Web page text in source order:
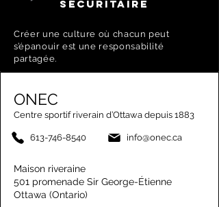
SÉCURITAIRE
Créer une culture où chacun peut
s’épanouir est une responsabilité
partagée.
ONEC
Centre sportif riverain d’Ottawa depuis 1883
613-746-8540 info@onec.ca
Maison riveraine
501 promenade Sir George-Étienne
Ottawa (Ontario)